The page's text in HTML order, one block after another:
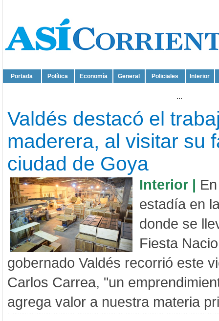
Portada Política Economía General Policiales Interior
...
Valdés destacó el
maderera, al visitar su
ciudad de Goya
Interior |
estadía en
donde se
Fiesta
gobernado Valdés recorrió este
Carlos Carrea, "un
agrega valor a nuestra materia